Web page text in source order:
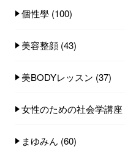
個性學 (100)
美容整顔 (43)
美BODYレッスン (37)
女性のための社会学講座
まゆみん (60)